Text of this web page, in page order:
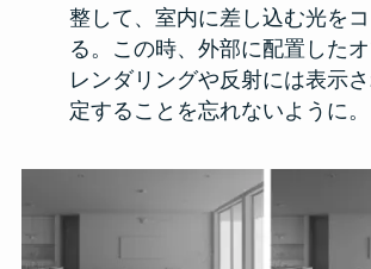
整して、室内に差し込む光を
る。この時、外部に配置した
レンダリングや反射には表示
定することを忘れないように。